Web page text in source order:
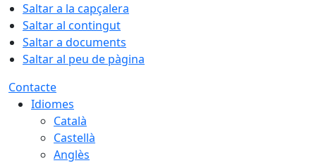
Saltar a la capçalera
Saltar al contingut
Saltar a documents
Saltar al peu de pàgina
Contacte
Idiomes
Català
Castellà
Anglès